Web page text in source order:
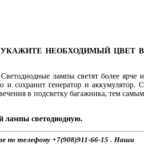
НЕОБХОДИМЫЙ ЦВЕТ В
лампы светят более ярче и
и сохранит генератор и аккумулятор. С
в подсветку багажника, тем самым
лампы светодиодную.
по телефону +7(908)911-66-15 . Наши